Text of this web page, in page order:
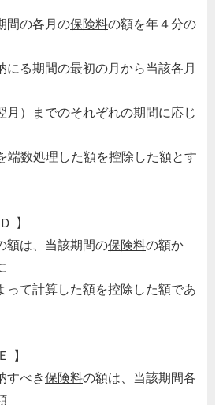
間の各月の保険料の額を年４分の
にる期間の最初の月から当該各月
月）までのそれぞれの期間に応じ
端数処理した額を控除した額とす
】
額は、当該期間の保険料の額か
って計算した額を控除した額であ
】
すべき保険料の額は、当該期間各